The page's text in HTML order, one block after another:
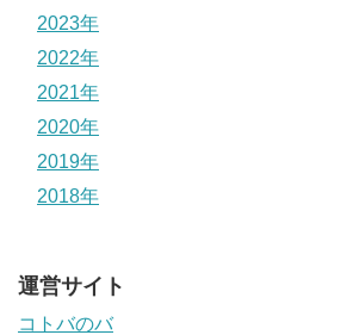
2023年
2022年
2021年
2020年
2019年
2018年
運営サイト
コトバのバ